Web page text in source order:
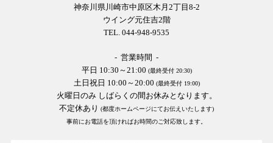
神奈川県川崎市中原区木月2丁目8-2
ウイング元住吉2階
TEL. 044-948-9535
- 営業時間 -
平日 10:30～21:00 (最終受付 20:30)
土日祝日 10:00～20:00 (最終受付 19:00)
火曜日のみ しばらくの間お休みとなります。
不定休あり (都度ホームページにてお伝えいたします)
事前にお電話を頂ければお時間のご対応致します。